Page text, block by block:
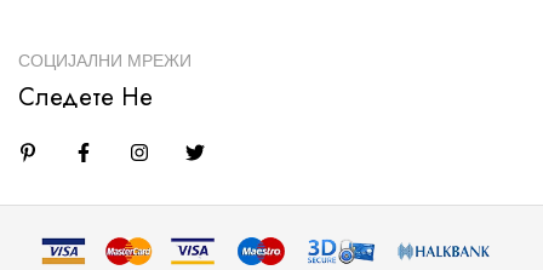
СОЦИЈАЛНИ МРЕЖИ
Следете Не